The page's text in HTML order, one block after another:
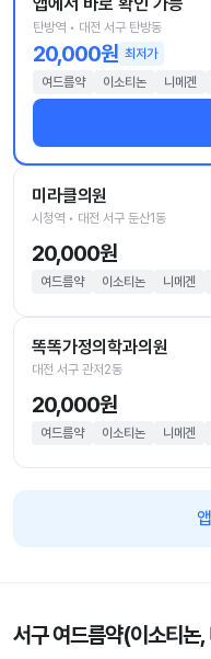
탄방역 • 대전 서구 탄방동
20,000원 최저가
여드름약
이소티논 니메겐
미라클의원
시청역 • 대전 서구 둔산1동
20,000원
여드름약 이소티논 니메겐
똑똑가정의학과의원
대전 서구 관저2동
20,000원
여드름약 이소티논 니메겐
서구 여드름약(이소티논